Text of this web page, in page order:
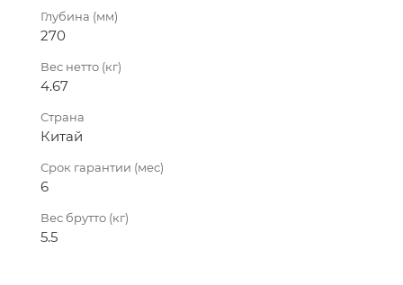
Глубина (мм)
270
Вес нетто (кг)
4.67
Страна
Китай
Срок гарантии (мес)
6
Вес брутто (кг)
5.5